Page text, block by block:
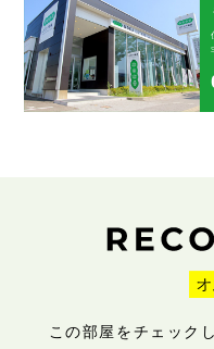
この部屋をチェック